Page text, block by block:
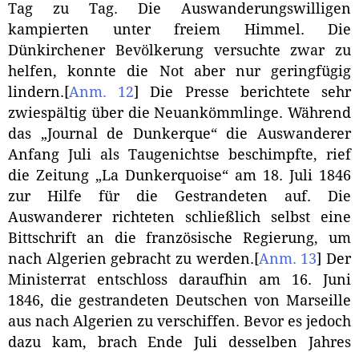
Tag zu Tag. Die Auswanderungswilligen
kampierten unter freiem Himmel. Die
Dünkirchener Bevölkerung versuchte zwar zu
helfen, konnte die Not aber nur geringfügig
lindern. [Anm. 12]
Die Presse berichtete sehr
zwiespältig über die Neuankömmlinge. Während
das „Journal de Dunkerque“ die Auswanderer
Anfang Juli als Taugenichtse beschimpfte, rief
die Zeitung „La Dunkerquoise“ am 18. Juli 1846
zur Hilfe für die Gestrandeten auf. Die
Auswanderer richteten schließlich selbst eine
Bittschrift an die französische Regierung, um
nach Algerien gebracht zu werden. [Anm. 13] Der
Ministerrat entschloss daraufhin am 16. Juni
1846, die gestrandeten Deutschen von Marseille
aus nach Algerien zu verschiffen. Bevor es jedoch
dazu kam, brach Ende Juli desselben Jahres